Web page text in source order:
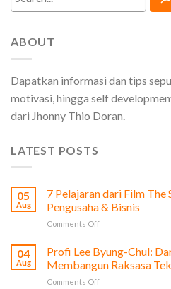
ABOUT
Dapatkan informasi dan tips
motivasi, hingga self
dari Jhonny Thio Doran.
LATEST POSTS
05
Aug
7 Pelajaran dari Film
Pengusaha & Bisnis
Comments Offon
Pelajaran
dari
Film
The
04
Aug
Profi Lee Byung-Chul:
Membangun Raksasa
Comments Offon